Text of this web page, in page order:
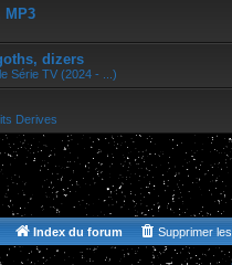
MP3
dizers
Série TV (2024 - ...)
Derives
Index du forum Supprimer